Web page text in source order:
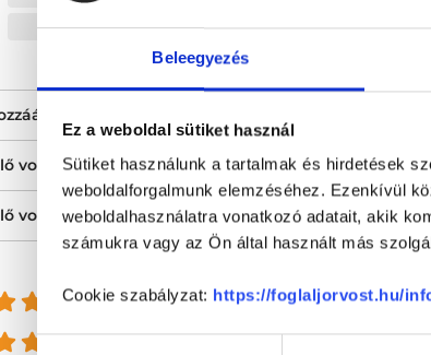
Beleegyezés
Ez a weboldal sütiket használ
Sütiket használunk a tartalmak és hirdetések
weboldalforgalmunk elemzéséhez. Ezenkívül
weboldalhasználatra vonatkozó adatait, akik
számukra vagy az Ön által használt más
Cookie szabályzat: https://foglaljorvost.hu/
0 %
figyelmessége, kedvessége
volt a tájékoztatásod? 4
volt az ellátásod? 4
és felette